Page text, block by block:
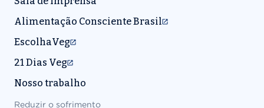
Alimentação Consciente Brasil
EscolhaVeg
21 Dias Veg
Nosso trabalho
Reduzir o sofrimento